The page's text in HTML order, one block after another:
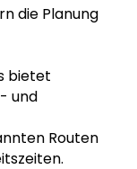
die Planung
bietet
und
Routen